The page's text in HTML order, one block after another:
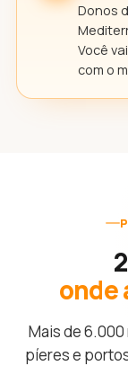
Donos
Você
com o
onde
Mais de
píeres e